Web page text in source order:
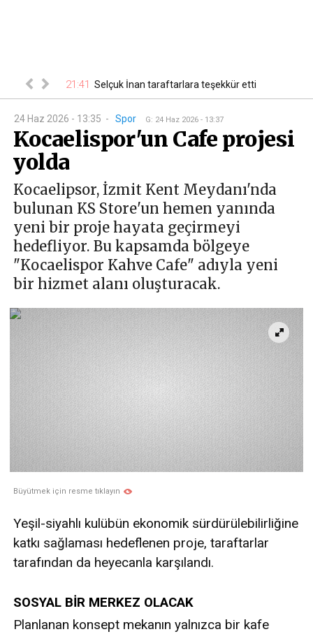
belli oldu 21:41 Selçuk İnan taraftarlara teşekkür etti
24 Haz 2026 - 13:35 - Spor G: 24 Haz 2026 - 13:37
Kocaelispor'un Cafe projesi
yolda
Kocaelipsor, İzmit Kent Meydanı'nda
bulunan KS Store'un hemen yanında
yeni bir proje hayata geçirmeyi
hedefliyor. Bu kapsamda bölgeye
"Kocaelispor Kahve Cafe" adıyla yeni
bir hizmet alanı oluşturacak.
Büyütmek için resme tıklayın
Yeşil-siyahlı kulübün ekonomik sürdürülebilirliğine
katkı sağlaması hedeflenen proje, taraftarlar
tarafından da heyecanla karşılandı.
SOSYAL BİR MERKEZ OLACAK
Planlanan konsept mekanın yalnızca bir kafe